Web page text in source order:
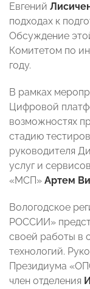
Евгений
подходах к
Обсуждение
Комитетом по
году.
В рамках
Цифровой
возможностях
стадию
руководителя
услуг и
«МСП» Артем
Вологодское
РОССИИ»
своей работы в
технологий.
Президиума
член отделения